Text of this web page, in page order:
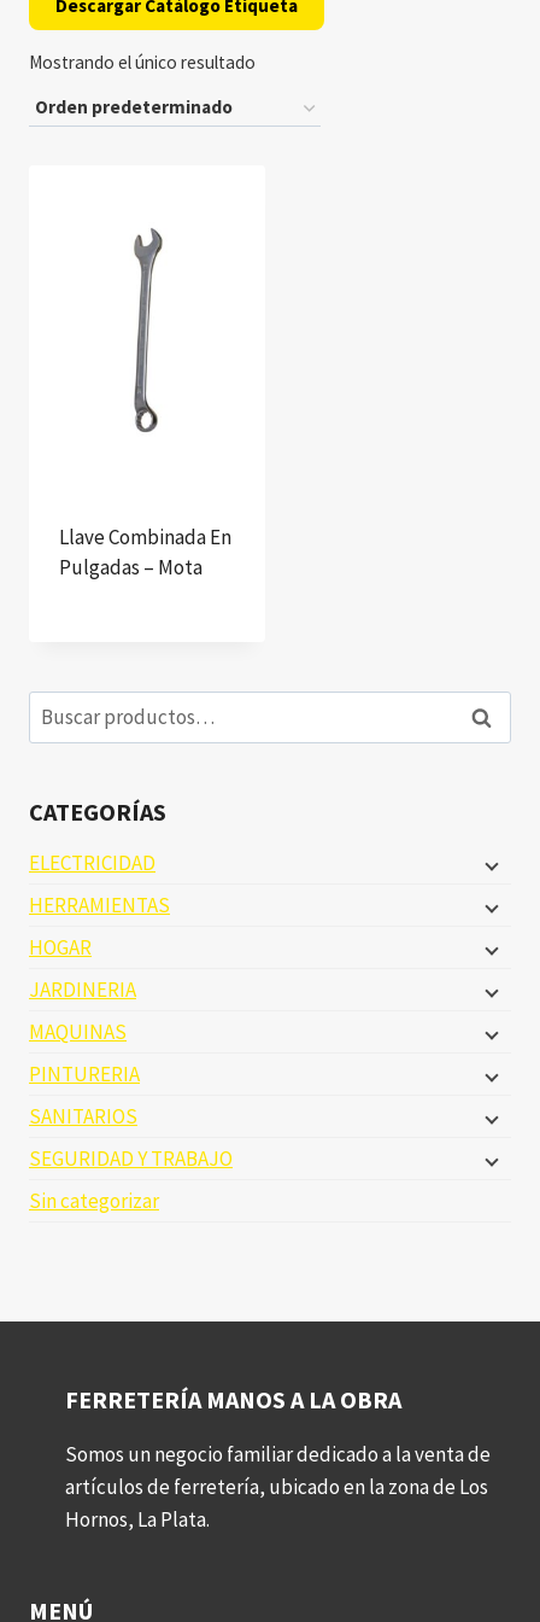
Descargar Catálogo Etiqueta
Mostrando el único resultado
Llave Combinada En
Pulgadas – Mota
Buscar
por:
Buscar
CATEGORÍAS
ELECTRICIDAD
HERRAMIENTAS
HOGAR
JARDINERIA
MAQUINAS
PINTURERIA
SANITARIOS
SEGURIDAD Y TRABAJO
Sin categorizar
FERRETERÍA MANOS A LA OBRA
Somos un negocio familiar dedicado a la venta de
artículos de ferretería, ubicado en la zona de Los
Hornos, La Plata.
MENÚ